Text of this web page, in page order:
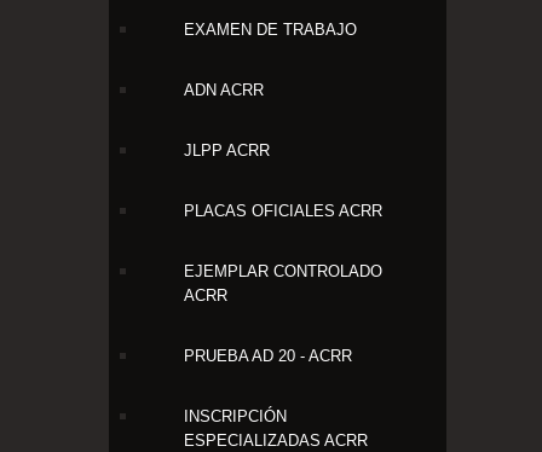
EXAMEN DE TRABAJO
ADN ACRR
JLPP ACRR
PLACAS OFICIALES ACRR
EJEMPLAR CONTROLADO
ACRR
PRUEBA AD 20 - ACRR
INSCRIPCIÓN
ESPECIALIZADAS ACRR